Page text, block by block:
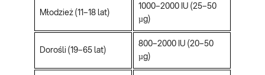
Młodzież (11–18 lat)
1000–2000 IU (25–50
µg)
Dorośli (19–65 lat)
800–2000 IU (20–50
µg)